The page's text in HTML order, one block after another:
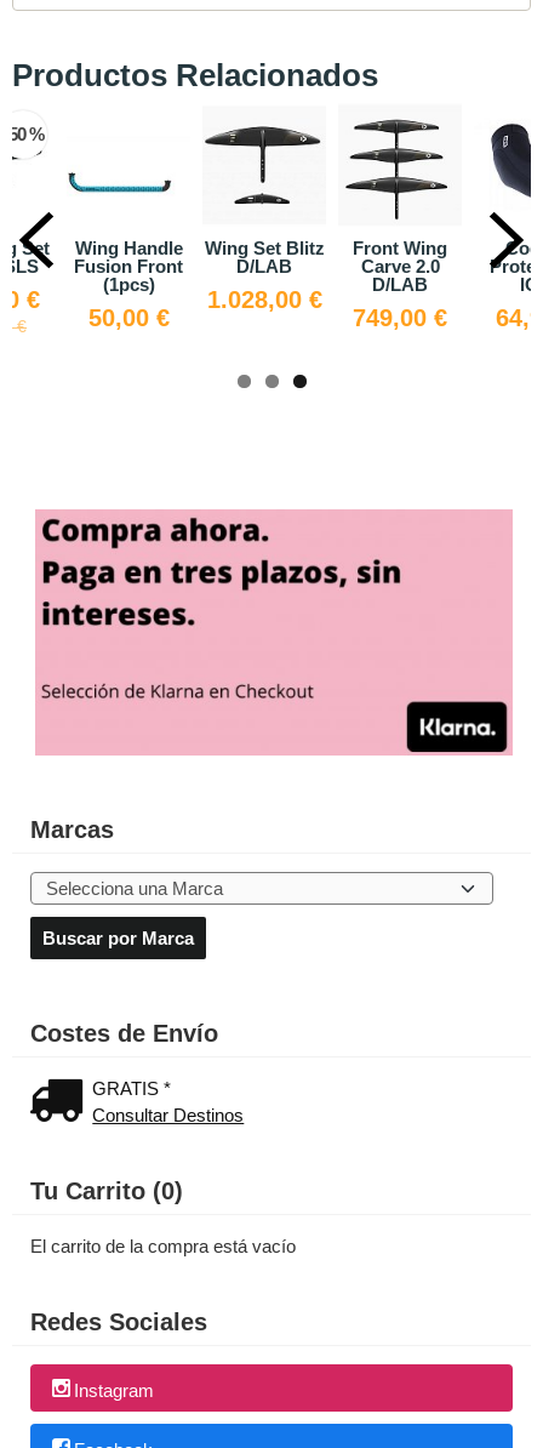
Marcas
Costes de Envío
GRATIS *
Consultar Destinos
Tu Carrito (0)
El carrito de la compra está vacío
Redes Sociales
Instagram
Productos Relacionados
-50 %
Set
€
€
Wing Handle
Fusion Front
(1pcs)
50,00 €
Wing Set Blitz
D/LAB
1.028,00 €
Front Wing
Carve 2.0
D/LAB
749,00 €